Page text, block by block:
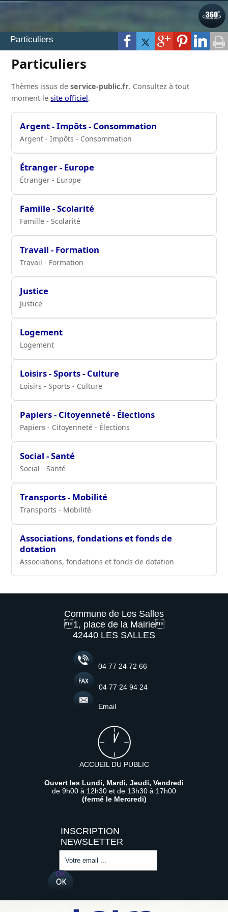
Particuliers
Particuliers
Thèmes issus deservice-public.fr. Consultez à tout
moment lesite officiel.
Argent - Impôts - Consommation
Argent - Impôts - Consommation
Étranger - Europe
Étranger - Europe
Famille - Scolarité
Famille - Scolarité
Travail - Formation
Travail - Formation
Justice
Justice
Logement
Logement
Loisirs - Sports - Culture
Loisirs - Sports - Culture
Papiers - Citoyenneté - Élections
Papiers - Citoyenneté - Élections
Social - Santé
Social - Santé
Transports - Mobilité
Transports - Mobilité
Associations, fondations et fonds de
dotation
Associations, fondations et fonds de dotation
Commune de Les Salles
1, place de la Mairie
42440 LES SALLES
04 77 24 72 66
04 77 24 94 24
Email
ACCUEIL DU PUBLIC
Ouvert les Lundi, Mardi, Jeudi, Vendredi
de 9h00 à 12h30 et de 13h30 à 17h00
(fermé le Mercredi)
OK